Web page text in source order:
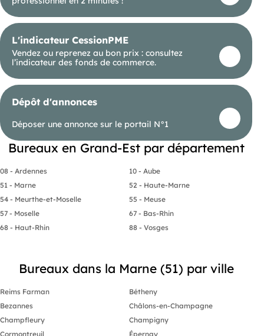
L'indicateur CessionPME
Vendez ou reprenez au bon prix : consultez
l’indicateur des fonds de commerce.
Dépôt d'annonces
Déposer une annonce sur le portail N°1
Bureaux en Grand-Est par département
08 - Ardennes
10 - Aube
51 - Marne
52 - Haute-Marne
54 - Meurthe-et-Moselle
55 - Meuse
57 - Moselle
67 - Bas-Rhin
68 - Haut-Rhin
88 - Vosges
Bureaux dans la Marne (51) par ville
Reims Farman
Bétheny
Bezannes
Châlons-en-Champagne
Champfleury
Champigny
Cormontreuil
Épernay